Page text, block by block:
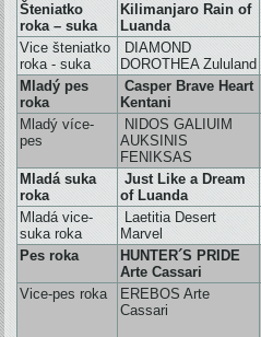
Šteniatko
roka – suka
Kilimanjaro Rain of
Luanda
Vice šteniatko
roka - suka
DIAMOND
DOROTHEA Zululand
Mladý pes
roka
Casper Brave Heart
Kentani
Mladý více-
pes
NIDOS GALIUIM
AUKSINIS
FENIKSAS
Mladá suka
roka
Just Like a Dream
of Luanda
Mladá vice-
suka roka
Laetitia Desert
Marvel
Pes roka
HUNTER´S PRIDE
Arte Cassari
Vice-pes roka
EREBOS Arte
Cassari